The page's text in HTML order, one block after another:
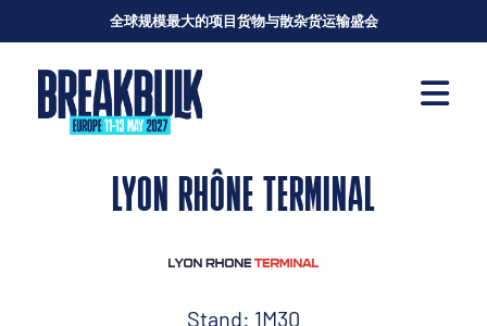
全球规模最大的项目货物与散杂货运输盛会
LYON RHÔNE TERMINAL
Stand: 1M30